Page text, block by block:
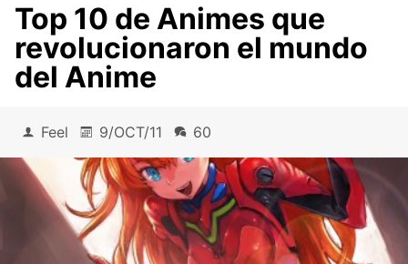
Top 10 de Animes que
revolucionaron el mundo
del Anime
Feel 9/OCT/11 60